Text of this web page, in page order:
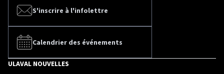
S'inscrire à l'infolettre
Calendrier des événements
ULAVAL NOUVELLES